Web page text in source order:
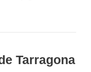
Tarragona